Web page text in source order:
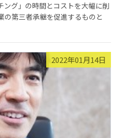
ング」の時間とコストを大幅に削
の第三者承継を促進するものと
2022年01月14日